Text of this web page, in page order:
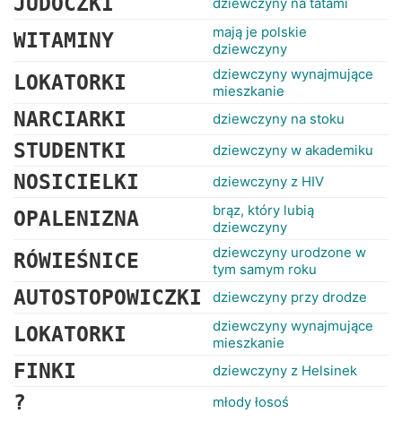
WITAMINY
mają je polskie
dziewczyny
LOKATORKI
dziewczyny wynajmujące
mieszkanie
NARCIARKI dziewczyny na stoku
STUDENTKI dziewczyny w akademiku
NOSICIELKI dziewczyny z HIV
OPALENIZNA
brąz, który lubią
dziewczyny
RÓWIEŚNICE
dziewczyny urodzone w
tym samym roku
AUTOSTOPOWICZKI dziewczyny przy drodze
LOKATORKI
dziewczyny wynajmujące
mieszkanie
FINKI dziewczyny z Helsinek
? młody łosoś